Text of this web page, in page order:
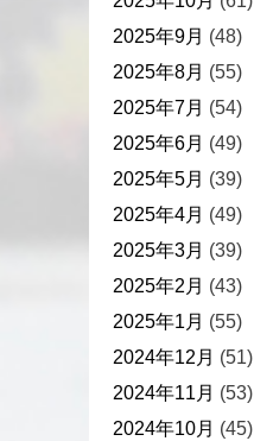
2025年9月 (48)
2025年8月 (55)
2025年7月 (54)
2025年6月 (49)
2025年5月 (39)
2025年4月 (49)
2025年3月 (39)
2025年2月 (43)
2025年1月 (55)
2024年12月 (51)
2024年11月 (53)
2024年10月 (45)